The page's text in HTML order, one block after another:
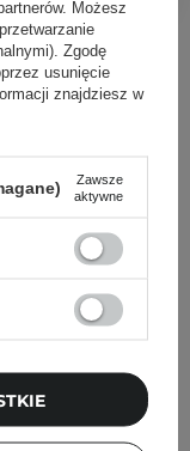
również
Możesz
Zgodę
usunięcie
znajdziesz w
Zawsze
aktywne